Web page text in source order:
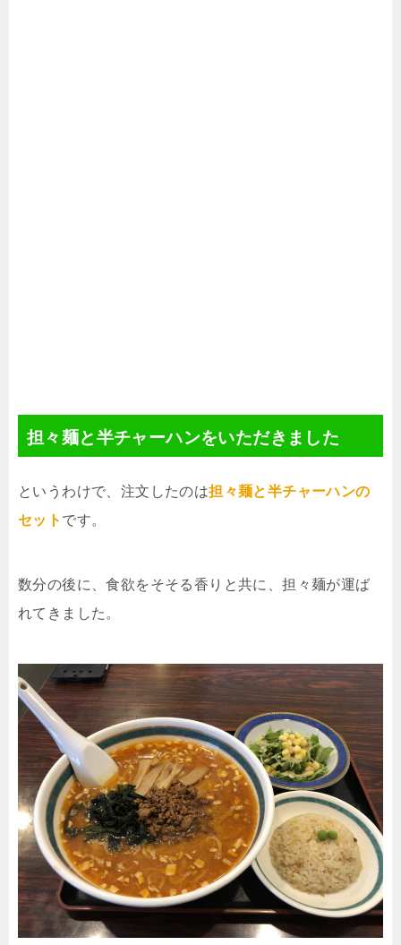
担々麺と半チャーハンをいただきました
というわけで、注文したのは担々麺と半チャーハンの
セット です。
数分の後に、食欲をそそる香りと共に、担々麺が運ば
れてきました。